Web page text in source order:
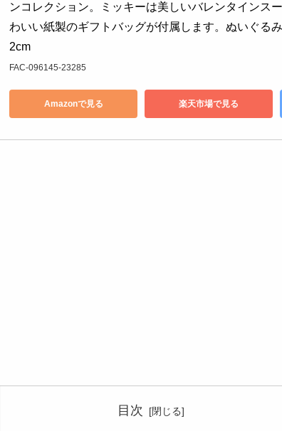
ンコレクション。ミッキーは美しいバレンタインス
わいい紙製のギフトバッグが付属します。ぬいぐる
2cm
FAC-096145-23285
Amazonで見る 楽天市場で見る
目次